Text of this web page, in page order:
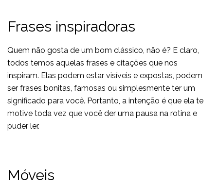
Frases inspiradoras
Quem não gosta de um bom clássico, não é? E claro,
todos temos aquelas frases e citações que nos
inspiram. Elas podem estar visíveis e expostas, podem
ser frases bonitas, famosas ou simplesmente ter um
significado para você. Portanto, a intenção é que ela te
motive toda vez que você der uma pausa na rotina e
puder ler.
Móveis